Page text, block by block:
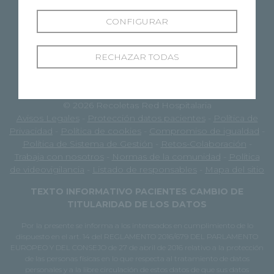
© 2026 Recoletas Red Hospitalaria
Avisos Legales
Protección datos pacientes
Política de
Privacidad
Política de cookies Compromiso de igualdad
Política de Sistema de Gestión
Retos-Colaboración
Trabaja con nosotros
Normas de la comunidad
Política
de videovigilancia
Listado de responsables
Mapa del sitio
TEXTO INFORMATIVO PACIENTES CAMBIO DE
TITULARIDAD DE LOS DATOS
Por la presente se informa a los interesados en cumplimiento de lo
dispuesto en el art. 14 del REGLAMENTO 2016/679 DEL PARLAMENTO
EUROPEO Y DEL CONSEJO de 27 de abril de 2016 relativo a la protección
de las personas físicas en lo que respecta al tratamiento de datos
personales y a la libre circulación de estos datos de que sus datos
RECHAZAR TODAS
CONFIGURAR